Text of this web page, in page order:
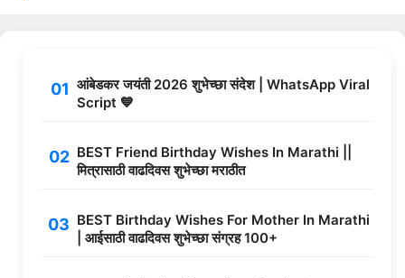
आंबेडकर जयंती 2026 शुभेच्छा संदेश | WhatsApp Viral
Script 💙
BEST Friend Birthday Wishes In Marathi ||
मित्रासाठी वाढदिवस शुभेच्छा मराठीत
BEST Birthday Wishes For Mother In Marathi
| आईसाठी वाढदिवस शुभेच्छा संग्रह 100+